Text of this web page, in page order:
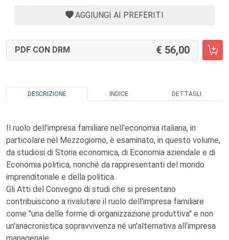
AGGIUNGI AI PREFERITI
PDF CON DRM 56,00
DESCRIZIONE INDICE DETTAGLI
Il ruolo dell'impresa familiare nell'economia italiana, in
particolare nel Mezzogiorno, è esaminato, in questo volume,
da studiosi di Storia economica, di Economia aziendale e di
Economia politica, nonché da rappresentanti del mondo
imprenditoriale e della politica.
Gli Atti del Convegno di studi che si presentano
contribuiscono a rivalutare il ruolo dell'impresa familiare
come "una delle forme di organizzazione produttiva" e non
un'anacronistica sopravvivenza né un'alternativa all'impresa